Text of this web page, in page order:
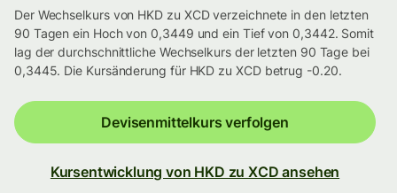
Der Wechselkurs von HKD zu XCD verzeichnete in den letzten
90 Tagen ein Hoch von 0,3449 und ein Tief von 0,3442. Somit
lag der durchschnittliche Wechselkurs der letzten 90 Tage bei
0,3445. Die Kursänderung für HKD zu XCD betrug -0.20.
Devisenmittelkurs verfolgen
Kursentwicklung von HKD zu XCD ansehen